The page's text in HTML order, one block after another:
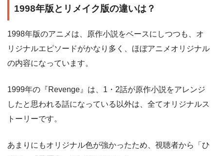
1998年版とリメイク版の違いは？
1998年版のアニメは、原作小説をベースにしつつも、オ
リジナルエピソードがかなり多く、ほぼアニメオリジナル
の内容になっています。
1999年の『Revenge』は、1・2話が原作小説をアレンジ
したと思われる話になっている以外は、全てオリジナルス
トーリーです。
あまりにもオリジナル色が強かったため、視聴者から「ひ